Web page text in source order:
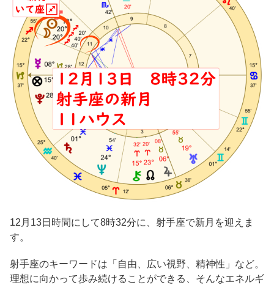
12月13日時間にして8時32分に、射手座で新月を迎えま
す。
射手座のキーワードは「自由、広い視野、精神性」など。
理想に向かって歩み続けることができる、そんなエネルギ